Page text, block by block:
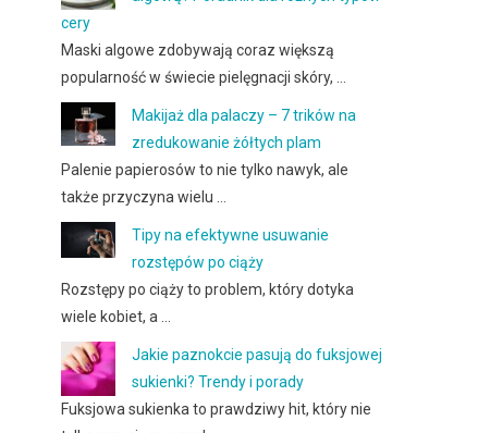
cery
Maski algowe zdobywają coraz większą
popularność w świecie pielęgnacji skóry, …
Makijaż dla palaczy – 7 trików na
zredukowanie żółtych plam
Palenie papierosów to nie tylko nawyk, ale
także przyczyna wielu …
Tipy na efektywne usuwanie
rozstępów po ciąży
Rozstępy po ciąży to problem, który dotyka
wiele kobiet, a …
Jakie paznokcie pasują do fuksjowej
sukienki? Trendy i porady
Fuksjowa sukienka to prawdziwy hit, który nie